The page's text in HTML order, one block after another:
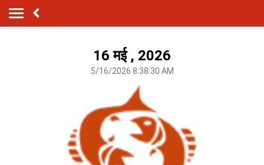
16 मई , 2026
5/16/2026 8:38:30 AM